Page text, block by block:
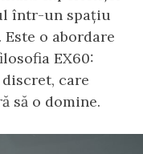
într-un spațiu
o abordare
EX60:
care
să o domine.